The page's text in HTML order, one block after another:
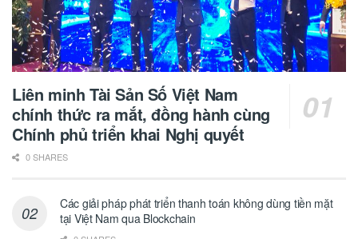
Liên minh Tài Sản Số Việt Nam
chính thức ra mắt, đồng hành cùng
Chính phủ triển khai Nghị quyết
0 SHARES
Các giải pháp phát triển thanh toán không dùng tiền mặt
tại Việt Nam qua Blockchain